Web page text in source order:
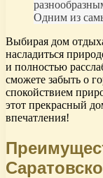
Одним из
Выбирая дом
насладиться
и полностью
сможете забыть о
спокойствием
этот прекрасный
впечатления!